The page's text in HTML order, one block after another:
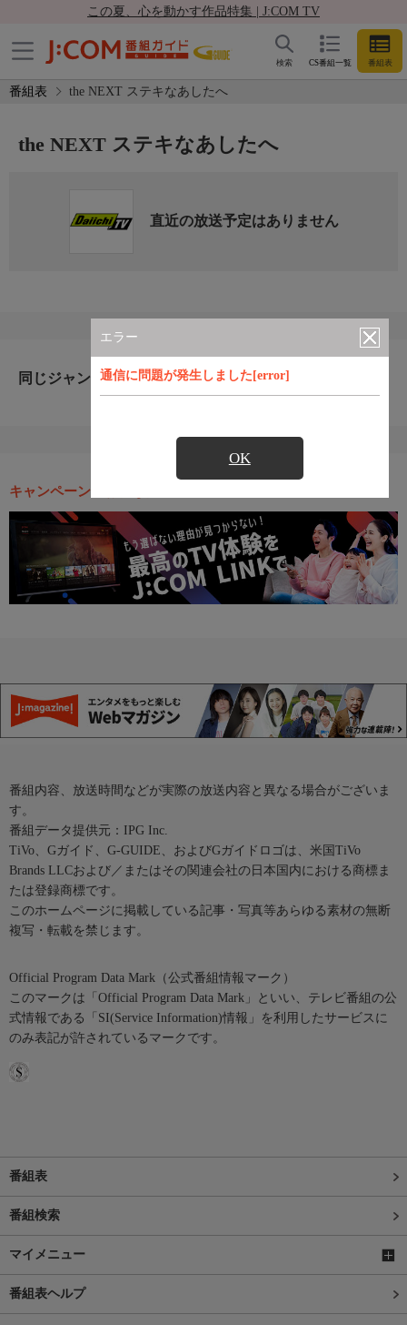
この夏、心を動かす作品特集 | J:COM TV
CS番組一覧 番組表
検索
番組表 the NEXT ステキなあしたへ
エラー
通信に問題が発生しました[error]
OK
the NEXT ステキなあしたへ
直近の放送予定はありません
同じジャンルのおすすめ番組
キャンペーン・お得な情報
番組内容、放送時間などが実際の放送内容と異なる場合がございま
す。
番組データ提供元：IPG Inc.
TiVo、Gガイド、G-GUIDE、およびGガイドロゴは、米国TiVo
Brands LLCおよび／またはその関連会社の日本国内における商標ま
たは登録商標です。
このホームページに掲載している記事・写真等あらゆる素材の無断
複写・転載を禁じます。
Official Program Data Mark（公式番組情報マーク）
このマークは「Official Program Data Mark」といい、テレビ番組の公
式情報である「SI(Service Information)情報」を利用したサービスに
のみ表記が許されているマークです。
番組表
番組検索
マイメニュー
番組表ヘルプ